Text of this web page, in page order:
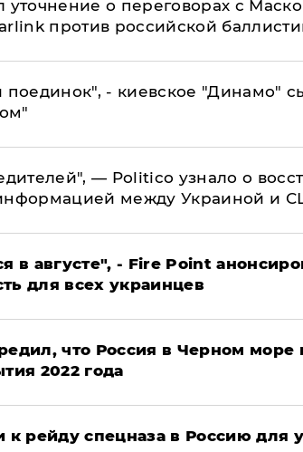
уточнение о переговорах с
против российской
- киевское "Динамо"
— Politico узнало о
между Украиной и
в августе", - Fire Point
для всех украинцев
что Россия в Черном море
2022 года
к рейду спецназа в Россию для